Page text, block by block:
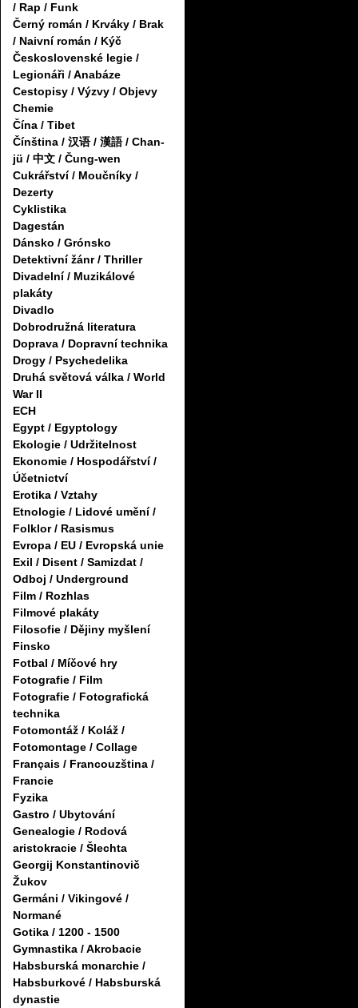
/ Rap / Funk
Černý román / Krváky / Brak
/ Naivní román / Kýč
Československé legie /
Legionáři / Anabáze
Cestopisy / Výzvy / Objevy
Chemie
Čína / Tibet
Čínština / 汉语 / 漢語 / Chan-
jü / 中文 / Čung-wen
Cukrářství / Moučníky /
Dezerty
Cyklistika
Dagestán
Dánsko / Grónsko
Detektivní žánr / Thriller
Divadelní / Muzikálové
plakáty
Divadlo
Dobrodružná literatura
Doprava / Dopravní technika
Drogy / Psychedelika
Druhá světová válka / World
War II
ECH
Egypt / Egyptology
Ekologie / Udržitelnost
Ekonomie / Hospodářství /
Účetnictví
Erotika / Vztahy
Etnologie / Lidové umění /
Folklor / Rasismus
Evropa / EU / Evropská unie
Exil / Disent / Samizdat /
Odboj / Underground
Film / Rozhlas
Filmové plakáty
Filosofie / Dějiny myšlení
Finsko
Fotbal / Míčové hry
Fotografie / Film
Fotografie / Fotografická
technika
Fotomontáž / Koláž /
Fotomontage / Collage
Français / Francouzština /
Francie
Fyzika
Gastro / Ubytování
Genealogie / Rodová
aristokracie / Šlechta
Georgij Konstantinovič
Žukov
Germáni / Vikingové /
Normané
Gotika / 1200 - 1500
Gymnastika / Akrobacie
Habsburská monarchie /
Habsburkové / Habsburská
dynastie